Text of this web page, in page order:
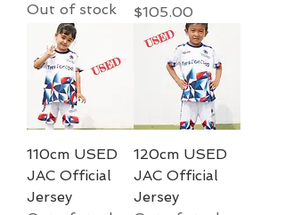
Out of stock
Price
$105.00
110cm USED
JAC Official
Jersey
120cm USED
JAC Official
Jersey